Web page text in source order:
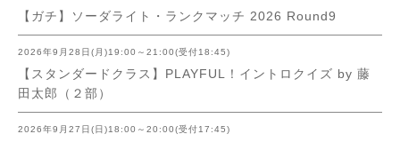
【ガチ】ソーダライト・ランクマッチ 2026 Round9
2026年9月28日(月)19:00～21:00(受付18:45)
【スタンダードクラス】PLAYFUL！イントロクイズ by 藤
田太郎（２部）
2026年9月27日(日)18:00～20:00(受付17:45)